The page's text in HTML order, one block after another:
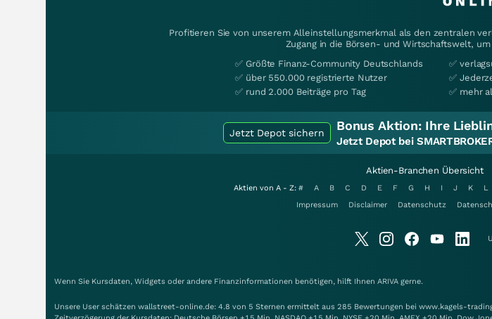
Profitieren Sie von unserem Alleinstellungsmerkmal als den zentralen
Zugang in die Börsen- und Wirtschaftswelt,
✅ Größte Finanz-Community Deutschlands
✅ über 550.000 registrierte Nutzer
✅ rund 2.000 Beiträge pro Tag
✅
✅
✅ mehr
Jetzt Depot sichern Bonus Aktion: Ihre
Jetzt Depot bei
Aktien-Branchen Übersicht
Aktien von A - Z: # A B C D E F G H I J K L
Impressum
Disclaimer Datenschutz
Wenn Sie Kursdaten, Widgets oder andere Finanzinformationen benötigen, hilft Ihnen ARIVA gerne.
Unsere User schätzen wallstreet-online.de: 4.8 von 5 Sternen ermittelt aus 285 Bewertungen bei www.kagels-